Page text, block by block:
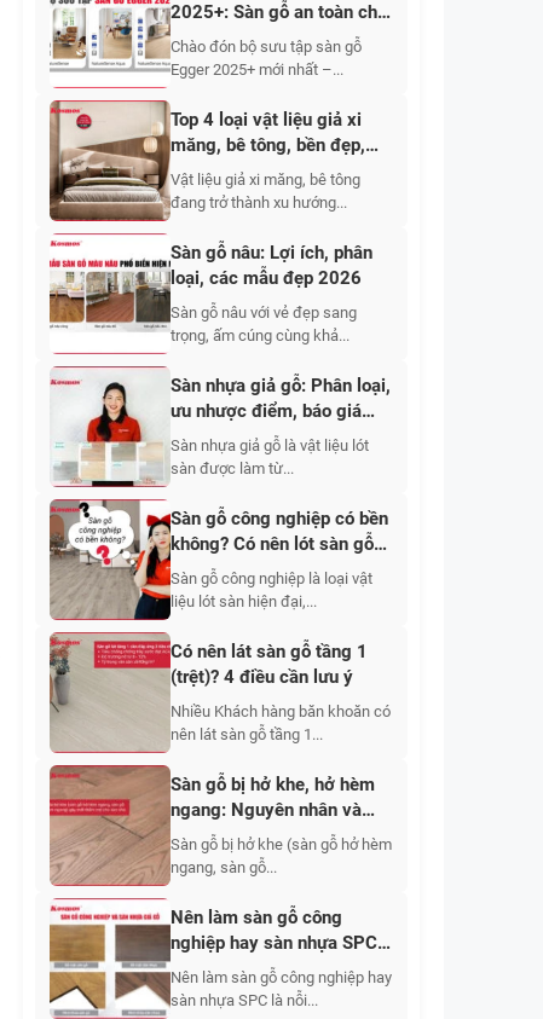
2025+: Sàn gỗ an toàn cho
sức khỏe và thân thiện với
con người
Chào đón bộ sưu tập sàn gỗ
Egger 2025+ mới nhất –...
Top 4 loại vật liệu giả xi
măng, bê tông, bền đẹp,
nhẹ, giá tốt
Vật liệu giả xi măng, bê tông
đang trở thành xu hướng...
Sàn gỗ nâu: Lợi ích, phân
loại, các mẫu đẹp 2026
Sàn gỗ nâu với vẻ đẹp sang
trọng, ấm cúng cùng khả...
Sàn nhựa giả gỗ: Phân loại,
ưu nhược điểm, báo giá
2026
Sàn nhựa giả gỗ là vật liệu lót
sàn được làm từ...
Sàn gỗ công nghiệp có bền
không? Có nên lót sàn gỗ
công nghiệp?
Sàn gỗ công nghiệp là loại vật
liệu lót sàn hiện đại,...
Có nên lát sàn gỗ tầng 1
(trệt)? 4 điều cần lưu ý
Nhiều Khách hàng băn khoăn có
nên lát sàn gỗ tầng 1...
Sàn gỗ bị hở khe, hở hèm
ngang: Nguyên nhân và
cách khắc phục hiệu quả
nhất 2026
Sàn gỗ bị hở khe (sàn gỗ hở hèm
ngang, sàn gỗ...
Nên làm sàn gỗ công
nghiệp hay sàn nhựa SPC?
Ưu nhược điểm từng loại
Nên làm sàn gỗ công nghiệp hay
sàn nhựa SPC là nỗi...